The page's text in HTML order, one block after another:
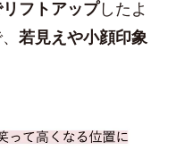
フトアップしたよ
若見えや小顔印象